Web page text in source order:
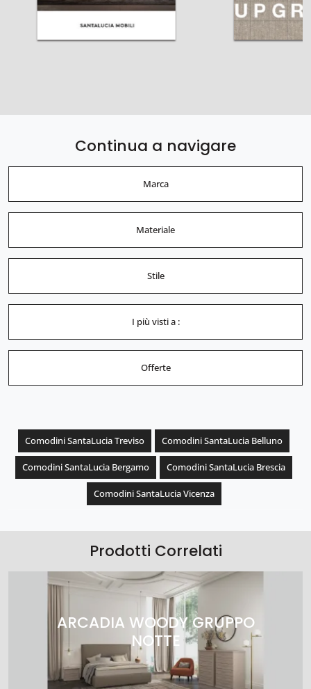
Continua a navigare
Marca
Materiale
Stile
I più visti a :
Offerte
Comodini SantaLucia Treviso Comodini SantaLucia Belluno
Comodini SantaLucia Bergamo Comodini SantaLucia Brescia
Comodini SantaLucia Vicenza
Prodotti Correlati
ARCADIA WOODY GRUPPO
NOTTE